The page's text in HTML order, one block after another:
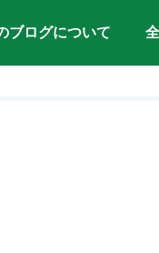
ブログについて